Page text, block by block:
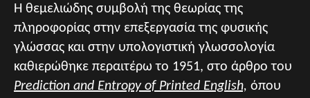
Η θεμελιώδης συμβολή της θεωρίας της
πληροφορίας στην επεξεργασία της φυσικής
γλώσσας και στην υπολογιστική γλωσσολογία
καθιερώθηκε περαιτέρω το 1951, στο άρθρο του
Prediction and Entropy of Printed English, όπου